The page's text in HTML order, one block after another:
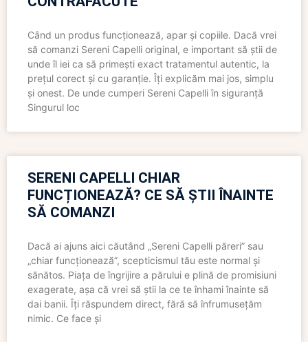
Când un produs funcționează, apar și copiile. Dacă vrei
să comanzi Sereni Capelli original, e important să știi de
unde îl iei ca să primești exact tratamentul autentic, la
prețul corect și cu garanție. Îți explicăm mai jos, simplu
și onest. De unde cumperi Sereni Capelli în siguranță
Singurul loc
SERENI CAPELLI CHIAR
FUNCȚIONEAZĂ? CE SĂ ȘTII ÎNAINTE
SĂ COMANZI
Dacă ai ajuns aici căutând „Sereni Capelli păreri” sau
„chiar funcționează”, scepticismul tău este normal și
sănătos. Piața de îngrijire a părului e plină de promisiuni
exagerate, așa că vrei să știi la ce te înhami înainte să
dai banii. Îți răspundem direct, fără să înfrumusețăm
nimic. Ce face și